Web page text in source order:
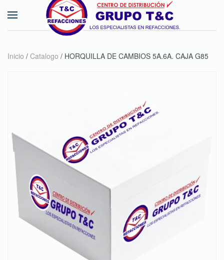
Skip to main content
Inicio / Catalogo / HORQUILLA DE CAMBIOS 5A.6A. CAJA G85